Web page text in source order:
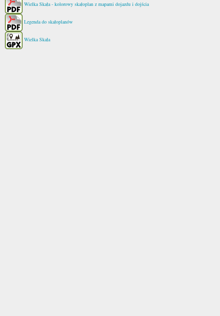
Wielka Skała - kolorowy skałoplan z mapami dojazdu i dojścia
Legenda do skałoplanów
Wielka Skała